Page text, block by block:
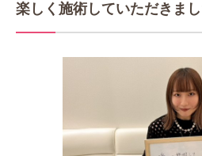
楽しく施術していただきまし